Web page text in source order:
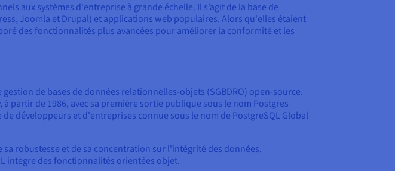
aux systèmes d'entreprise à grande échelle. Il s’agit de la base de
Joomla et Drupal) et applications web populaires. Alors qu'elles étaient
des fonctionnalités plus avancées pour améliorer la conformité et les
de bases de données relationnelles-objets (SGBDRO) open-source.
partir de 1986, avec sa première sortie publique sous le nom Postgres
développeurs et d'entreprises connue sous le nom de PostgreSQL Global
robustesse et de sa concentration sur l'intégrité des données.
intègre des fonctionnalités orientées objet.